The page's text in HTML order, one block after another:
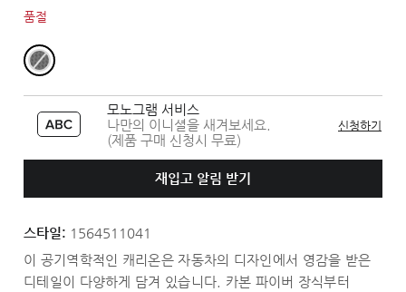
품절
모노그램 서비스
나만의 이니셜을 새겨보세요.
(제품 구매 신청시 무료)
신청하기
재입고 알림 받기
스타일: 1564511041
이 공기역학적인 캐리온은 자동차의 디자인에서 영감을 받은
디테일이 다양하게 담겨 있습니다. 카본 파이버 장식부터